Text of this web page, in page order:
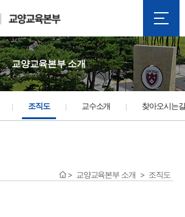
교양교육본부 소개
조직도 교수소개 찾아오시는
교양교육본부 소개 조직도